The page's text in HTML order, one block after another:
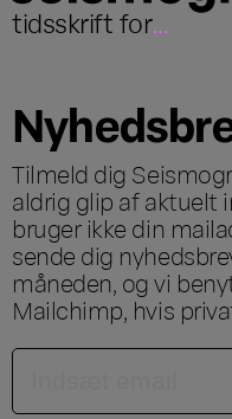
tidsskrift for...
Tilmeld dig
aldrig glip af aktuelt
bruger ikke din
sende dig
måneden, og vi
Mailchimp, hvis